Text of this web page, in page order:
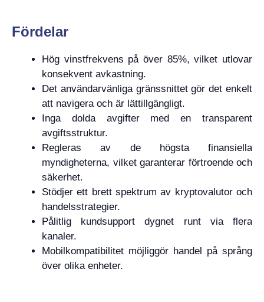
Fördelar
Hög vinstfrekvens på över 85%, vilket utlovar
konsekvent avkastning.
Det användarvänliga gränssnittet gör det enkelt
att navigera och är lättillgängligt.
Inga dolda avgifter med en transparent
avgiftsstruktur.
Regleras av de högsta finansiella
myndigheterna, vilket garanterar förtroende och
säkerhet.
Stödjer ett brett spektrum av kryptovalutor och
handelsstrategier.
Pålitlig kundsupport dygnet runt via flera
kanaler.
Mobilkompatibilitet möjliggör handel på språng
över olika enheter.